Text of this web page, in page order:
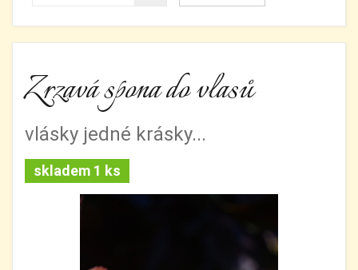
Zrzavá spona do vlasů
vlásky jedné krásky...
skladem 1 ks